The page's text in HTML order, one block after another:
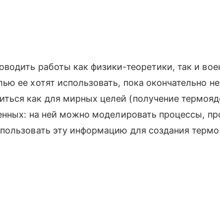
работы как физики-теоретики, так и
ее хотят использовать, пока окончательно
как для мирных целей (получение
на ней можно моделировать процессы,
эту информацию для создания